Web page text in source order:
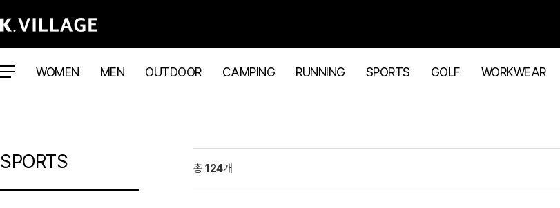
WOMEN MEN OUTDOOR CAMPING RUNNING SPORTS GOLF WORKWEAR
SPORTS 총 124개